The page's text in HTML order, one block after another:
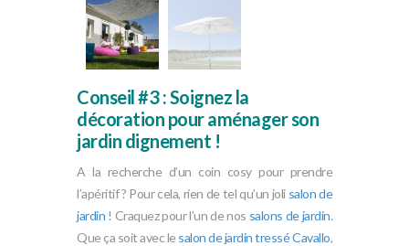
Conseil #3 : Soignez la
décoration pour aménager son
jardin dignement !
A la recherche d’un coin cosy pour prendre
l’apéritif ? Pour cela, rien de tel qu’un joli salon de
jardin ! Craquez pour l’un de nos salons de jardin.
Que ça soit avec le salon de jardin tressé Cavallo,